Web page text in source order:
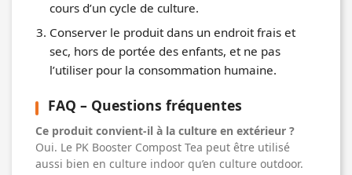
cours d’un cycle de culture.
Conserver le produit dans un endroit frais et
sec, hors de portée des enfants, et ne pas
l’utiliser pour la consommation humaine.
FAQ – Questions fréquentes
Ce produit convient-il à la culture en extérieur ?
Oui. Le PK Booster Compost Tea peut être utilisé
aussi bien en culture indoor qu’en culture outdoor.